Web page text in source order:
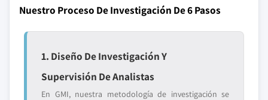
Nuestro Proceso De Investigación De 6 Pasos
1. Diseño De Investigación Y
Supervisión De Analistas
En GMI, nuestra metodología de investigación se